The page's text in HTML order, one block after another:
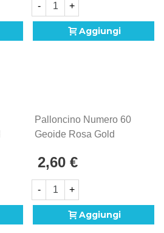
- +
Aggiungi
Palloncino Numero 60
Geoide Rosa Gold
(45cm) In Mylar, 1pz.
2,60 €
- +
Aggiungi